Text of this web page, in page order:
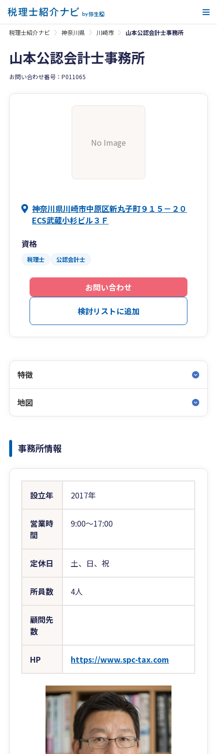
税理士紹介ナビ 神奈川県 川崎市 山本公認会計士事務所
山本公認会計士事務所
お問い合わせ番号：P011065
No Image
神奈川県川崎市中原区新丸子町９１５－２０
ECS武蔵小杉ビル３Ｆ
資格
税理士 公認会計士
お問い合わせ
検討リストに追加
特徴
地図
事務所情報
設立年 2017年
営業時
間
9:00〜17:00
定休日 土、日、祝
所員数 4人
顧問先
数
HP https://www.spc-tax.com